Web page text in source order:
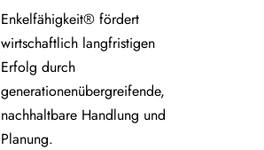
Enkelfähigkeit® fördert
wirtschaftlich langfristigen
Erfolg durch
generationenübergreifende,
nachhaltbare Handlung und
Planung.